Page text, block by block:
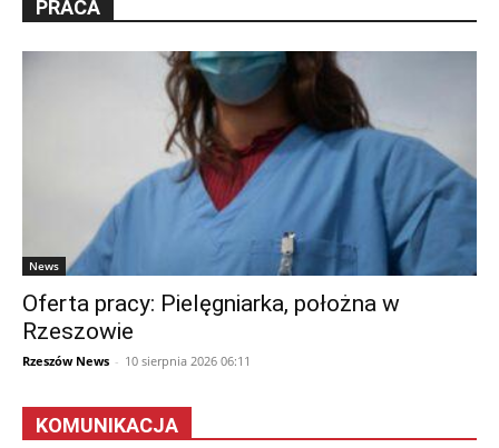
PRACA
News
Oferta pracy: Pielęgniarka, położna w
Rzeszowie
Rzeszów News - 10 sierpnia 2026 06:11
KOMUNIKACJA